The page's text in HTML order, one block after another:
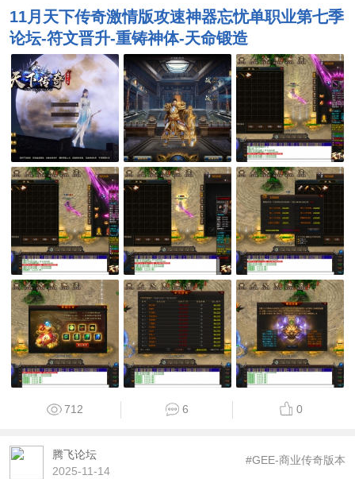
11月天下传奇激情版攻速神器忘忧单职业第七季
论坛-符文晋升-重铸神体-天命锻造
712 6 0
腾飞论坛
2025-11-14
#GEE-商业传奇版本